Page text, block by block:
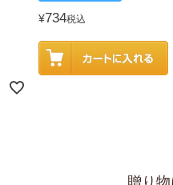
¥734税込
贈り